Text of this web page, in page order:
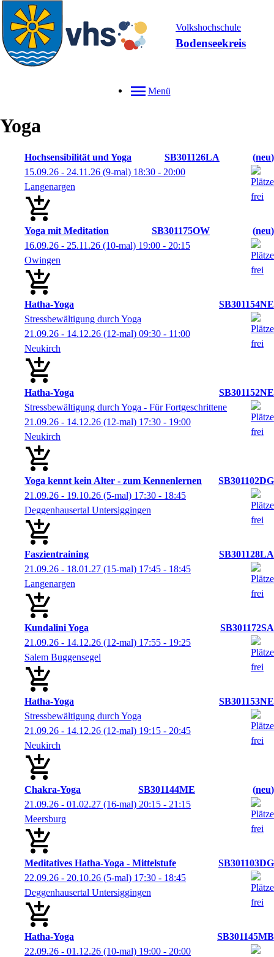
Volkshochschule
Bodenseekreis
Menü
Yoga
Hochsensibilität und Yoga SB301126LA
neu
15.09.26 - 24.11.26 (9-mal) 18:30 - 20:00
Langenargen
Yoga mit Meditation SB301175OW
neu
16.09.26 - 25.11.26 (10-mal) 19:00 - 20:15
Owingen
Hatha-Yoga
SB301154NE
Stressbewältigung durch Yoga
21.09.26 - 14.12.26 (12-mal) 09:30 - 11:00
Neukirch
Hatha-Yoga
SB301152NE
Stressbewältigung durch Yoga - Für Fortgeschrittene
21.09.26 - 14.12.26 (12-mal) 17:30 - 19:00
Neukirch
Yoga kennt kein Alter - zum Kennenlernen
SB301102DG
21.09.26 - 19.10.26 (5-mal) 17:30 - 18:45
Deggenhausertal Untersiggingen
Faszientraining
SB301128LA
21.09.26 - 18.01.27 (15-mal) 17:45 - 18:45
Langenargen
Kundalini Yoga
SB301172SA
21.09.26 - 14.12.26 (12-mal) 17:55 - 19:25
Salem Buggensegel
Hatha-Yoga
SB301153NE
Stressbewältigung durch Yoga
21.09.26 - 14.12.26 (12-mal) 19:15 - 20:45
Neukirch
Chakra-Yoga SB301144ME
neu
21.09.26 - 01.02.27 (16-mal) 20:15 - 21:15
Meersburg
Meditatives Hatha-Yoga - Mittelstufe
SB301103DG
22.09.26 - 20.10.26 (5-mal) 17:30 - 18:45
Deggenhausertal Untersiggingen
Hatha-Yoga
SB301145MB
22.09.26 - 01.12.26 (10-mal) 19:00 - 20:00